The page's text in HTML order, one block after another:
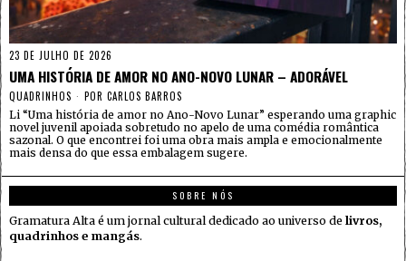
23 DE JULHO DE 2026
UMA HISTÓRIA DE AMOR NO ANO-NOVO LUNAR – ADORÁVEL
QUADRINHOS POR CARLOS BARROS
Li “Uma história de amor no Ano-Novo Lunar” esperando uma graphic
novel juvenil apoiada sobretudo no apelo de uma comédia romântica
sazonal. O que encontrei foi uma obra mais ampla e emocionalmente
mais densa do que essa embalagem sugere.
SOBRE NÓS
Gramatura Alta é um jornal cultural dedicado ao universo de livros,
quadrinhos e mangás.